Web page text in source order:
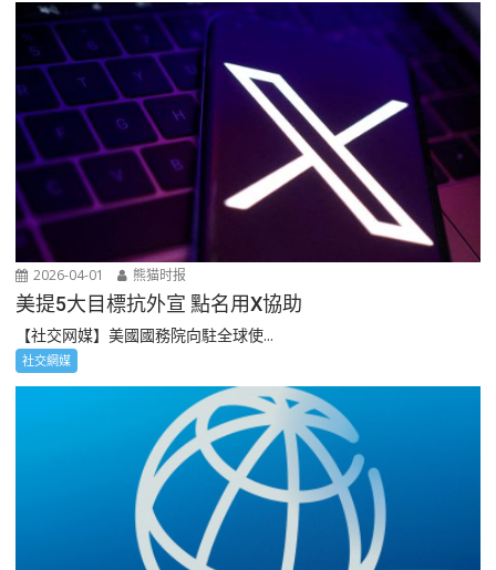
2026-04-01 熊猫时报
美提5大目標抗外宣 點名用X協助
【社交网媒】美國國務院向駐全球使...
社交網媒